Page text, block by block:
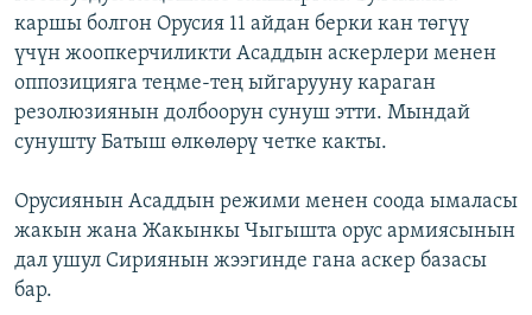
каршы болгон Орусия 11 айдан берки кан төгүү
үчүн жоопкерчиликти Асаддын аскерлери менен
оппозицияга теңме-тең ыйгарууну караган
резолюзиянын долбоорун сунуш этти. Мындай
сунушту Батыш өлкөлөрү четке какты.
Орусиянын Асаддын режими менен соода ымаласы
жакын жана Жакынкы Чыгышта орус армиясынын
дал ушул Сириянын жээгинде гана аскер базасы
бар.